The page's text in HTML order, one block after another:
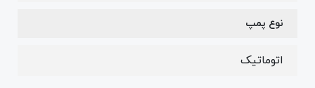
نوع پمپ
اتوماتیک